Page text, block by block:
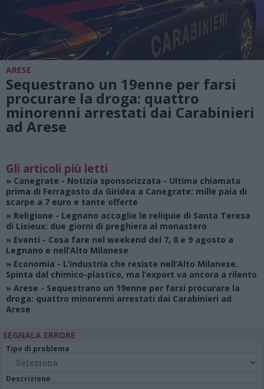
ARESE
Sequestrano un 19enne per farsi
procurare la droga: quattro
minorenni arrestati dai Carabinieri
ad Arese
Gli articoli più letti
» Canegrate - Notizia sponsorizzata - Ultima chiamata
prima di Ferragosto da Giridea a Canegrate: mille paia di
scarpe a 7 euro e tante offerte
» Religione - Legnano accoglie le reliquie di Santa Teresa
di Lisieux: due giorni di preghiera al monastero
» Eventi - Cosa fare nel weekend del 7, 8 e 9 agosto a
Legnano e nell’Alto Milanese
» Economia - L’industria che resiste nell’Alto Milanese.
Spinta dal chimico-plastico, ma l’export va ancora a rilento
» Arese - Sequestrano un 19enne per farsi procurare la
droga: quattro minorenni arrestati dai Carabinieri ad
Arese
SEGNALA ERRORE
Tipo di problema
Descrizione